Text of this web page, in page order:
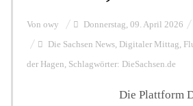
Von owy Donnerstag, 09. April 2026
Die Sachsen News, Digitaler Mittag,
der Hagen, Schlagwörter: DieSachsen.de
Die Plattform